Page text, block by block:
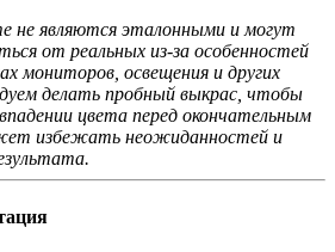
не являются эталонными и могут
от реальных из-за особенностей
мониторов, освещения и других
делать пробный выкрас, чтобы
цвета перед окончательным
избежать неожиданностей и